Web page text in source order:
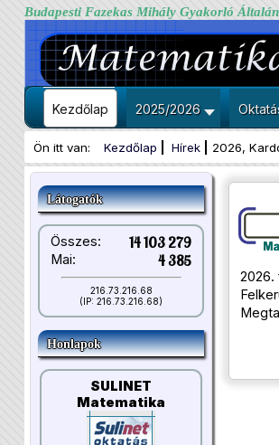
Budapesti Fazekas Mihály Gyakorló
Kezdőlap 2025/2026
Ön itt van: Kezdőlap Hírek 2026,
Látogatók
Összes: 14 103 279
Mai: 4 385
216.73.216.68
(IP: 216.73.216.68)
Honlapok
SULINET
Matematika
2026.